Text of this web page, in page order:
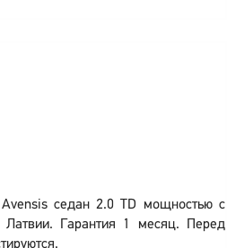
седан 2.0 TD мощностью с
Гарантия 1 месяц. Перед